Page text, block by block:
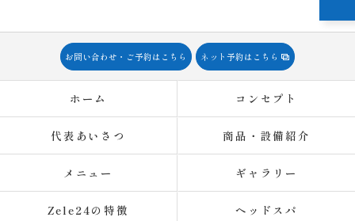
お問い合わせ・ご予約はこちら ネット予約はこちら
ホーム コンセプト
代表あいさつ 商品・設備紹介
メニュー ギャラリー
Zele24の特徴 ヘッドスパ